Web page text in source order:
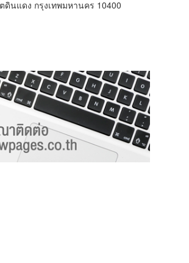
นแดง กรุงเทพมหานคร 10400